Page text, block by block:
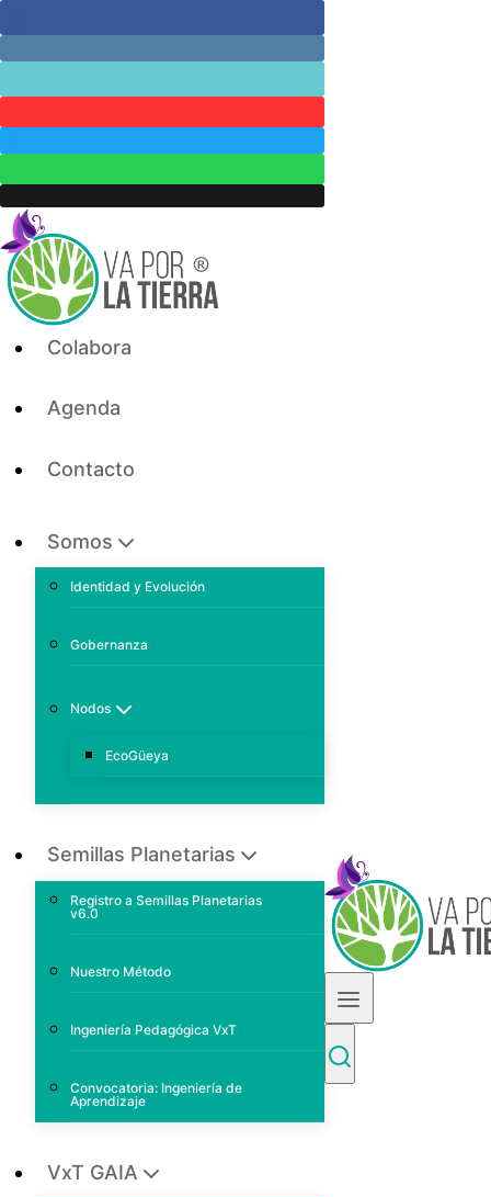
to
Colabora
Agenda
Contacto
Somos
Identidad y Evolución
Gobernanza
Nodos
EcoGüeya
Semillas Planetarias
Registro a Semillas Planetarias
v6.0
Nuestro Método
Ingeniería Pedagógica VxT
Convocatoria: Ingeniería de
Aprendizaje
VxT GAIA